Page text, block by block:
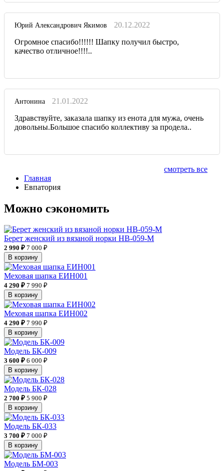
Юрий Александрович Якимов
20.12.2022
Огромное спасибо!!!!!! Шапку получил быстро,
качество отличное!!!!..
Антонина
21.01.2022
Здравствуйте, заказала шапку из енота для мужа, очень
довольны.Большое спасибо коллективу за продела..
смотреть все
Главная
Евпатория
Можно сэкономить
Берет женский из вязаной норки НВ-059-М
2 990 ₽ 7 000 ₽
В корзину
Меховая шапка ЕИН001
4 290 ₽ 7 990 ₽
В корзину
Меховая шапка ЕИН002
4 290 ₽ 7 990 ₽
В корзину
Модель БК-009
3 600 ₽ 6 000 ₽
В корзину
Модель БК-028
2 700 ₽ 5 900 ₽
В корзину
Модель БК-033
3 700 ₽ 7 000 ₽
В корзину
Модель БМ-003